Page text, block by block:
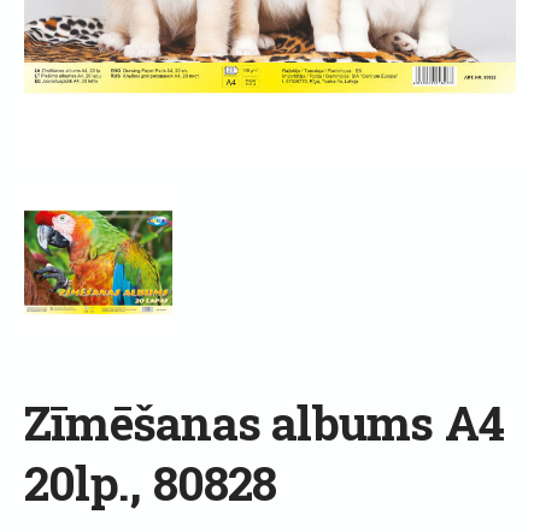
Zīmēšanas albums A4
20lp., 80828